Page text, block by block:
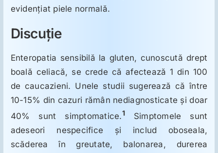
evidenţiat piele normală.
Discuţie
Enteropatia sensibilă la gluten, cunoscută drept
boală celiacă, se crede că afectează 1 din 100
de caucazieni. Unele studii sugerează că între
10-15% din cazuri rămân nediagnosticate şi doar
40% sunt simptomatice.1Simptomele sunt
adeseori nespecifice şi includ oboseala,
scăderea în greutate, balonarea, durerea